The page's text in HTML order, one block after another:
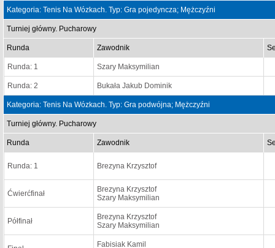
Kategoria: Tenis Na Wózkach. Typ: Gra pojedyncza; Mężczyźni
Turniej główny. Pucharowy
Runda Zawodnik
Runda: 1 Szary Maksymilian
Runda: 2 Bukała Jakub Dominik
Kategoria: Tenis Na Wózkach. Typ: Gra podwójna; Mężczyźni
Turniej główny. Pucharowy
Runda Zawodnik
Runda: 1 Brezyna Krzysztof
Ćwierćfinał
Brezyna Krzysztof
Szary Maksymilian
Półfinał
Brezyna Krzysztof
Szary Maksymilian
Fabisiak Kamil